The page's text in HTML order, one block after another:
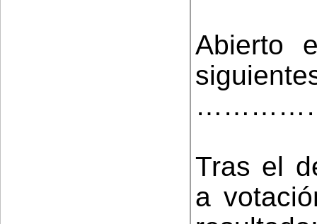
Abierto
Tras el
a